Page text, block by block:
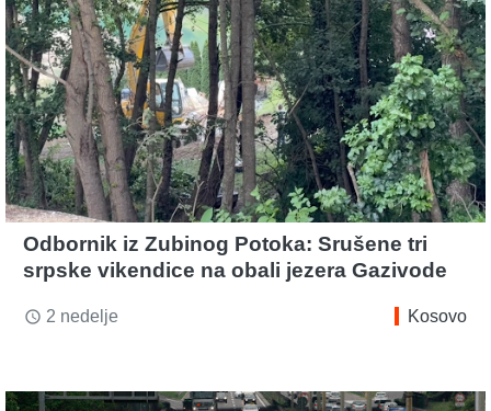
Odbornik iz Zubinog Potoka: Srušene tri
srpske vikendice na obali jezera Gazivode
access_time 2 nedelje Kosovo